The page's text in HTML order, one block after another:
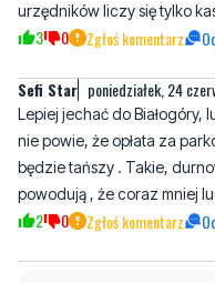
urzędników liczy się tylko
3 0 Zgłoś komentarz
Sefi Star poniedziałek, 24
Lepiej jechać do Białogóry,
nie powie, że opłata za
będzie tańszy . Takie,
powodują , że coraz mniej
2 0 Zgłoś komentarz